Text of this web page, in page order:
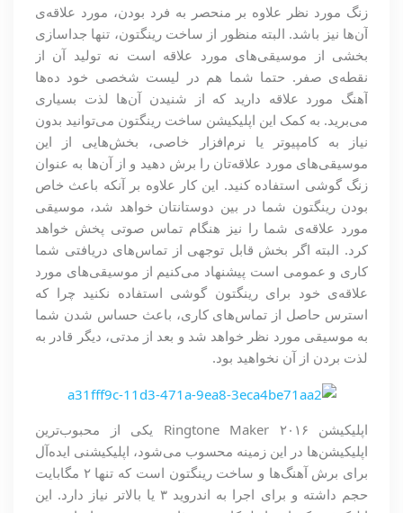
زنگ مورد نظر علاوه بر منحصر به فرد بودن، مورد علاقه‌ی
آن‌ها نیز باشد. البته منظور از ساخت رینگتون، تنها جداسازی
بخشی از موسیقی‌های مورد علاقه است نه تولید آن از
نقطه‌ی صفر. حتما شما هم در لیست شخصی خود ده‌ها
آهنگ مورد علاقه دارید که از شنیدن آن‌ها لذت بسیاری
می‌برید. به کمک این اپلیکیشن‌ ساخت رینگتون می‌توانید بدون
نیاز به کامپیوتر یا نرم‌افزار خاصی، بخش‌هایی از این
موسیقی‌های مورد علاقه‌تان را برش دهید و از آن‌ها به عنوان
زنگ گوشی استفاده کنید. این کار علاوه بر آنکه باعث خاص
بودن رینگتون شما در بین دوستانتان خواهد شد، موسیقی
مورد علاقه‌ی شما را نیز هنگام تماس صوتی پخش خواهد
کرد. البته اگر بخش قابل توجهی از تماس‌های دریافتی شما
کاری و عمومی است پیشنهاد می‌کنیم از موسیقی‌های مورد
علاقه‌ی خود برای رینگتون گوشی استفاده نکنید چرا که
استرس حاصل از تماس‌های کاری، باعث حساس شدن شما
به موسیقی مورد نظر خواهد شد و بعد از مدتی، دیگر قادر به
لذت بردن از آن نخواهید بود.
اپلیکیشن Ringtone Maker ۲۰۱۶ یکی از محبوب‌ترین
اپلیکیشن‌ها در این زمینه محسوب می‌شود، اپلیکیشنی ایده‌آل
برای برش آهنگ‌ها و ساخت رینگتون است که تنها ۲ مگابایت
حجم داشته و برای اجرا به اندروید ۳ یا بالاتر نیاز دارد. این